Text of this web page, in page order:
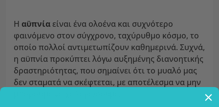
Η αϋπνία είναι ένα ολοένα και συχνότερο
φαινόμενο στον σύγχρονο, ταχύρυθμο κόσμο, το
οποίο πολλοί αντιμετωπίζουν καθημερινά. Συχνά,
η αϋπνία προκύπτει λόγω αυξημένης διανοητικής
δραστηριότητας, που σημαίνει ότι το μυαλό μας
δεν σταματά να σκέφτεται, με αποτέλεσμα να μην